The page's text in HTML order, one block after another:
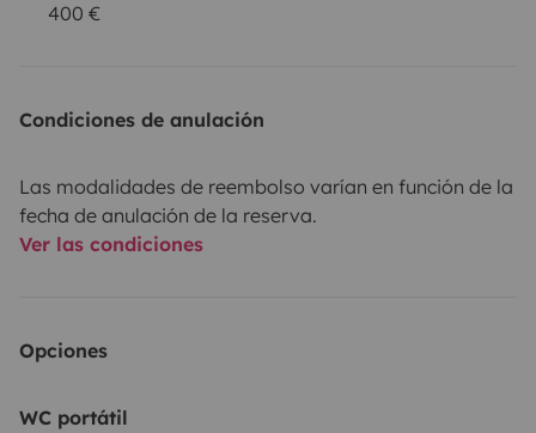
400 €
Condiciones de anulación
Las modalidades de reembolso varían en función de la
fecha de anulación de la reserva.
Ver las condiciones
Opciones
WC portátil